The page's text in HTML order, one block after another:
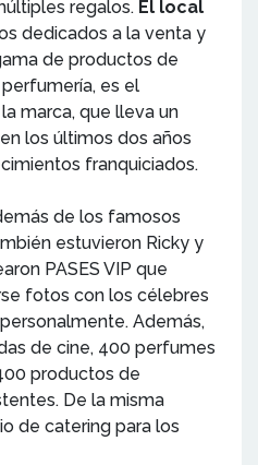
regalos. El local
dedicados a la venta y
de productos de
es el
marca, que lleva un
los últimos dos años
franquiciados.
de los famosos
estuvieron Ricky y
PASES VIP que
fotos con los célebres
Además,
de cine, 400 perfumes
productos de
De la misma
de catering para los